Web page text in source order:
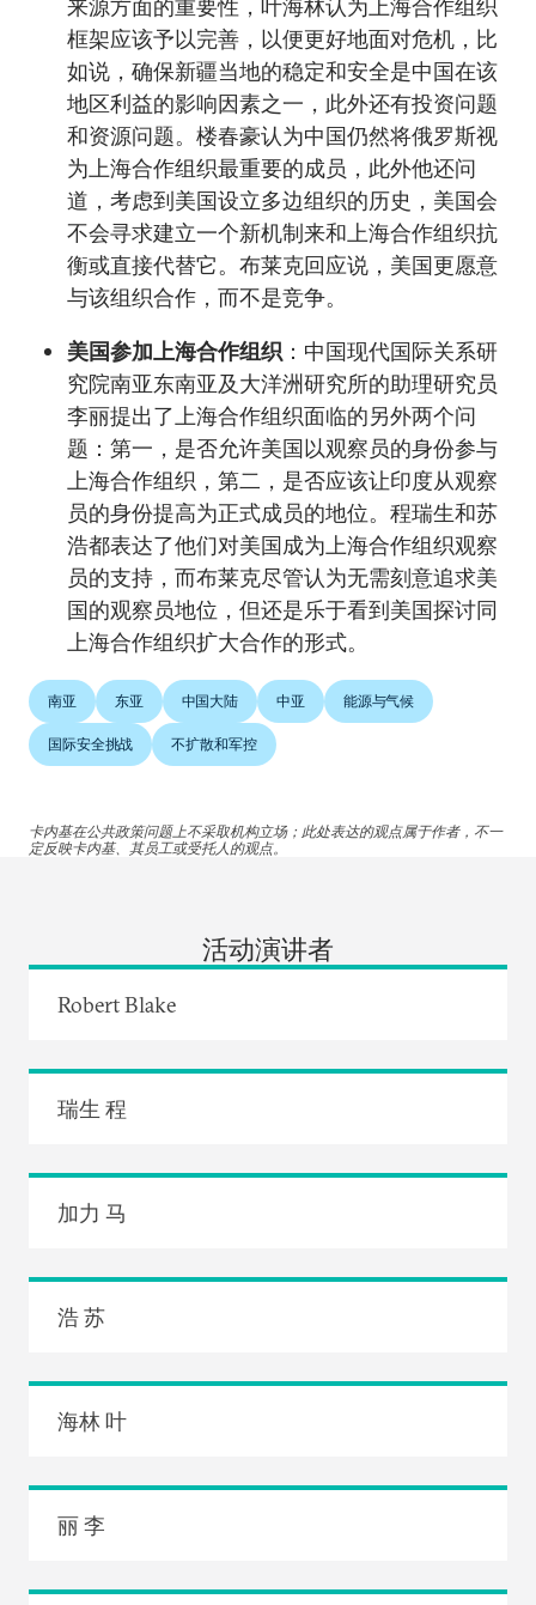
来源方面的重要性，叶海林认为上海合作组织
框架应该予以完善，以便更好地面对危机，比
如说，确保新疆当地的稳定和安全是中国在该
地区利益的影响因素之一，此外还有投资问题
和资源问题。楼春豪认为中国仍然将俄罗斯视
为上海合作组织最重要的成员，此外他还问
道，考虑到美国设立多边组织的历史，美国会
不会寻求建立一个新机制来和上海合作组织抗
衡或直接代替它。布莱克回应说，美国更愿意
与该组织合作，而不是竞争。
美国参加上海合作组织 ：中国现代国际关系研
究院南亚东南亚及大洋洲研究所的助理研究员
李丽提出了上海合作组织面临的另外两个问
题：第一，是否允许美国以观察员的身份参与
上海合作组织，第二，是否应该让印度从观察
员的身份提高为正式成员的地位。程瑞生和苏
浩都表达了他们对美国成为上海合作组织观察
员的支持，而布莱克尽管认为无需刻意追求美
国的观察员地位，但还是乐于看到美国探讨同
上海合作组织扩大合作的形式。
南亚 东亚 中国大陆 中亚 能源与气候
国际安全挑战 不扩散和军控
卡内基在公共政策问题上不采取机构立场；此处表达的观点属于作者，不一
定反映卡内基、其员工或受托人的观点。
活动演讲者
Robert Blake
瑞生 程
加力 马
浩 苏
海林 叶
丽 李